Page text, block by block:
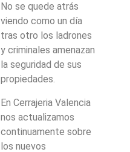
No se quede atrás
viendo como un día
tras otro los ladrones
y criminales amenazan
la seguridad de sus
propiedades.
En Cerrajeria Valencia
nos actualizamos
continuamente sobre
los nuevos